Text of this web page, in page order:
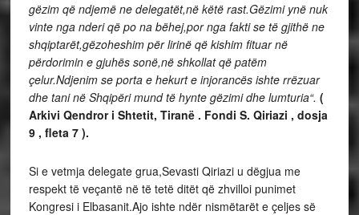
gëzim që ndjemë ne delegatët,në këtë rast.Gëzimi ynë nuk
vinte nga nderi që po na bëhej,por nga fakti se të gjithë ne
shqiptarët,gëzoheshim për lirinë që kishim fituar në
përdorimin e gjuhës sonë,në shkollat që patëm
çelur.Ndjenim se porta e hekurt e injorancës ishte rrëzuar
dhe tani në Shqipëri mund të hynte gëzimi dhe lumturia“. (
Arkivi Qendror i Shtetit, Tiranë . Fondi S. Qiriazi , dosja
9 , fleta 7 ).
Si e vetmja delegate grua,Sevasti Qiriazi u dëgjua me
respekt të veçantë në të tetë ditët që zhvilloi punimet
Kongresi i Elbasanit.Ajo ishte ndër nismëtarët e çeljes së